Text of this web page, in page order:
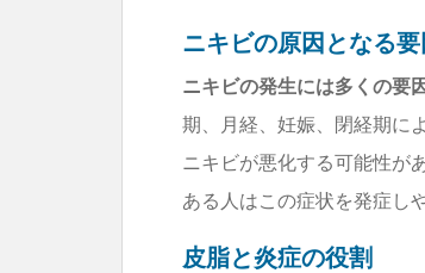
ニキビの原因となる要
ニキビの発生には多くの要
期、月経、妊娠、閉経期に
ニキビが悪化する可能性が
ある人はこの症状を発症し
皮脂と炎症の役割